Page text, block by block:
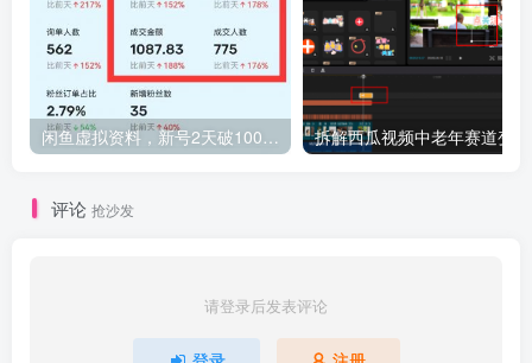
闲鱼虚拟资料，新号2天破100单，利润近600的爆款5大选品方法，外加单人批量实操技巧分享
评论 抢沙发
请登录后发表评论